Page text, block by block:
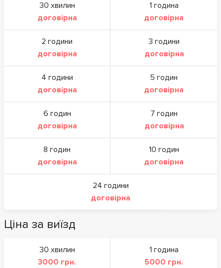
30 хвилин
договірна
1 година
договірна
2 години
договірна
3 години
договірна
4 години
договірна
5 годин
договірна
6 годин
договірна
7 годин
договірна
8 годин
договірна
10 годин
договірна
24 години
договірна
Ціна за виїзд
30 хвилин
3000 грн.
1 година
5000 грн.